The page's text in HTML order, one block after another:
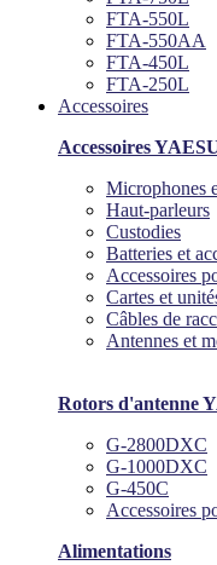
FTA-550L
FTA-550AA
FTA-450L
FTA-250L
Accessoires
Accessoires
Microphones
Haut-parleurs
Custodies
Batteries et
Accessoires
Cartes et
Câbles de
Antennes et
Rotors d'antenne
G-2800DXC
G-1000DXC
G-450C
Accessoires
Alimentations